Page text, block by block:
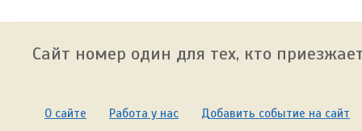
Сайт номер один для тех, кто
О сайте Работа у нас Добавить событие на сайт